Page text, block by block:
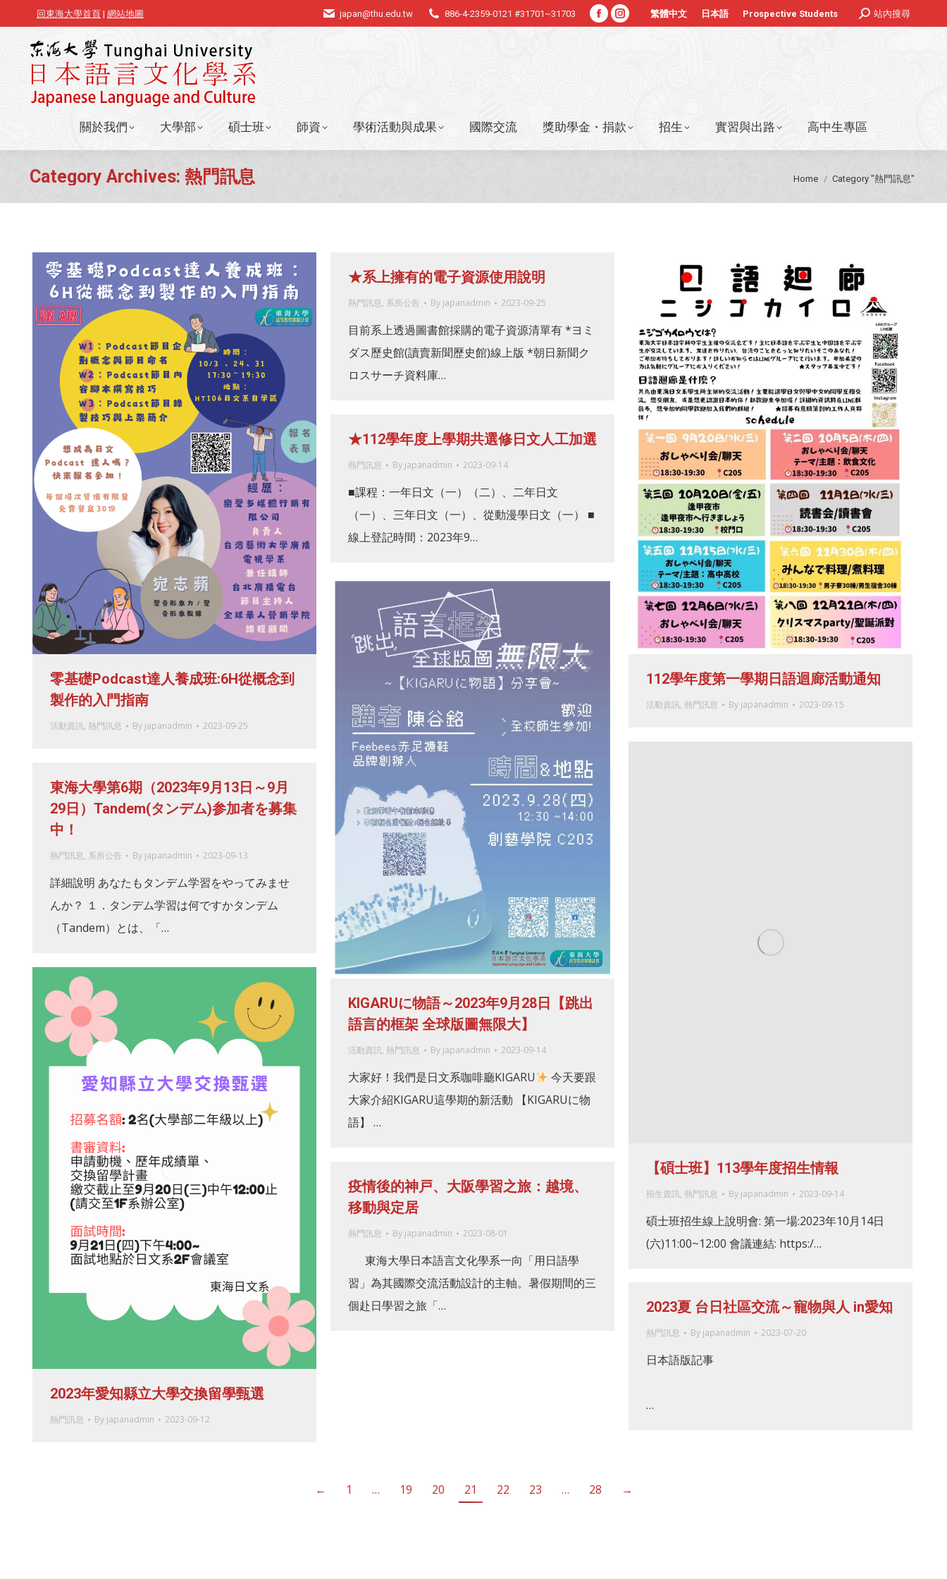
回東海大學首頁 | 網站地圖 japan@thu.edu.tw 886-4-2359-0121 #31701~31703
FacebookInstagram
繁體中文 日本語 Prospective Students Search:站內搜尋
關於我們 大學部 碩士班 師資 學術活動與成果 國際交流 獎助學金・捐款 招生 實習與出路 高中生專區
Category Archives: 熱門訊息 You are here:
Home Category "熱門訊息"
零基礎Podcast達人養成班:6H從概念到
製作的入門指南
活動資訊, 熱門訊息 By japanadmin 2023-09-25
★系上擁有的電子資源使用說明
熱門訊息, 系所公告 By japanadmin 2023-09-25
目前系上透過圖書館採購的電子資源清單有 *ヨミ
ダス歷史館(讀賣新聞歷史館)線上版 *朝日新聞ク
ロスサーチ資料庫…
112學年度第一學期日語迴廊活動通知
活動資訊, 熱門訊息 By japanadmin 2023-09-15
★112學年度上學期共選修日文人工加選
熱門訊息 By japanadmin 2023-09-14
■課程：一年日文（一）（二）、二年日文
（一）、三年日文（一）、從動漫學日文（一） ■
線上登記時間：2023年9…
KIGARUに物語～2023年9月28日【跳出
語言的框架 全球版圖無限大】
活動資訊, 熱門訊息 By japanadmin 2023-09-14
大家好！我們是日文系咖啡廳KIGARU
今天要跟
大家介紹KIGARU這學期的新活動 【KIGARUに物
語】 …
【碩士班】113學年度招生情報
招生資訊, 熱門訊息 By japanadmin 2023-09-14
碩士班招生線上說明會: 第一場:2023年10月14日
(六)11:00~12:00 會議連結: https:/…
東海大學第6期（2023年9月13日～9月
29日）Tandem(タンデム)参加者を募集
中！
熱門訊息, 系所公告 By japanadmin 2023-09-13
詳細說明 あなたもタンデム学習をやってみませ
んか？ １．タンデム学習は何ですかタンデム
（Tandem）とは、「…
2023年愛知縣立大學交換留學甄選
熱門訊息 By japanadmin 2023-09-12
疫情後的神戸、大阪學習之旅：越境、
移動與定居
熱門訊息 By japanadmin 2023-08-01
東海大學日本語言文化學系一向「用日語學
習」為其國際交流活動設計的主軸。暑假期間的三
個赴日學習之旅「…
2023夏 台日社區交流～寵物與人 in愛知
熱門訊息 By japanadmin 2023-07-20
日本語版記事
…
← 1 … 19 20 21 22 23 … 28 →
關於我們 大學部 碩士班 師資 學術活動與成果 國際交流 獎助學金・捐款 招生 實習與出路 高中生專區